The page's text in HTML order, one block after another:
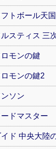
フトボール天国
ルスティス 三
ロモンの鍵
ロモンの鍵2
ンソン
ードマスター
ド 中央大陸